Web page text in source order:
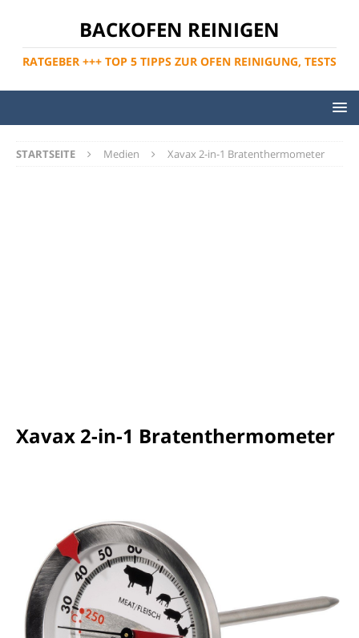
BACKOFEN REINIGEN
RATGEBER +++ TOP 5 TIPPS ZUR OFEN REINIGUNG, TESTS
STARTSEITE Medien Xavax 2-in-1 Bratenthermometer
Xavax 2-in-1 Bratenthermometer